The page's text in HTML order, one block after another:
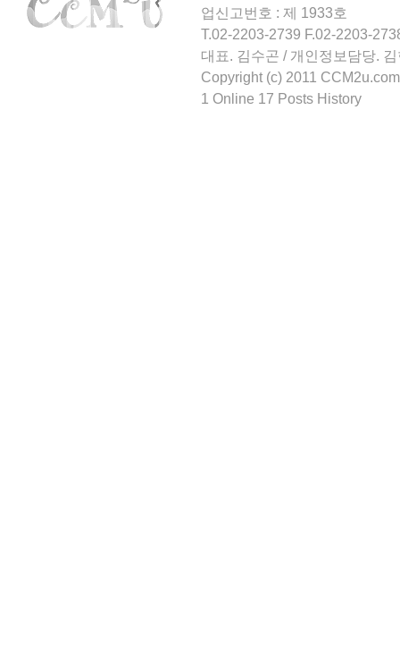
업신고번호 : 제 1933호
T.02-2203-2739 F.02-2203-
대표. 김수곤 / 개인정보담당.
Copyright (c) 2011
1 Online 17 Posts History